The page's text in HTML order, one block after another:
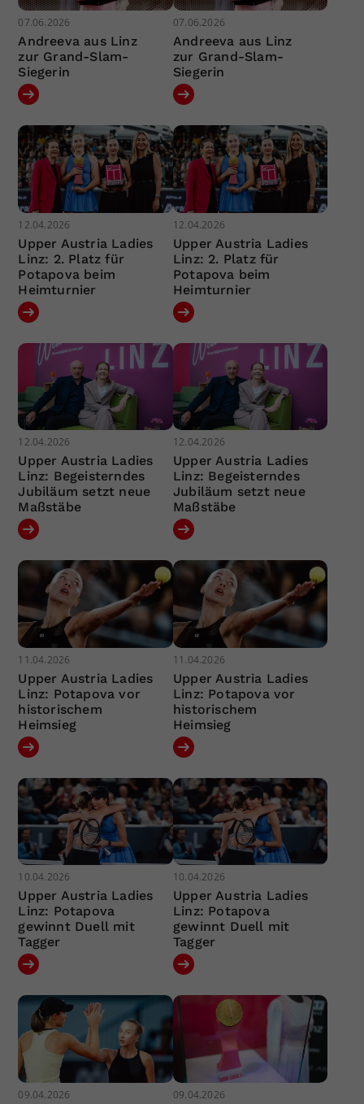
07.06.2026
Andreeva aus Linz
zur Grand-Slam-
Siegerin
07.06.2026
Andreeva aus Linz
zur Grand-Slam-
Siegerin
12.04.2026
Upper Austria Ladies
Linz: 2. Platz für
Potapova beim
Heimturnier
12.04.2026
Upper Austria Ladies
Linz: 2. Platz für
Potapova beim
Heimturnier
12.04.2026
Upper Austria Ladies
Linz: Begeisterndes
Jubiläum setzt neue
Maßstäbe
12.04.2026
Upper Austria Ladies
Linz: Begeisterndes
Jubiläum setzt neue
Maßstäbe
11.04.2026
Upper Austria Ladies
Linz: Potapova vor
historischem
Heimsieg
11.04.2026
Upper Austria Ladies
Linz: Potapova vor
historischem
Heimsieg
10.04.2026
Upper Austria Ladies
Linz: Potapova
gewinnt Duell mit
Tagger
10.04.2026
Upper Austria Ladies
Linz: Potapova
gewinnt Duell mit
Tagger
09.04.2026 09.04.2026